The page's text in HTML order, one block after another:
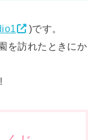
)です。
を訪れたときにか